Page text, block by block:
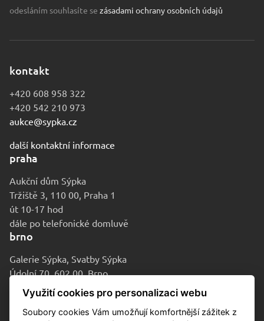
odesláním souhlasíte se zásadami ochrany osobních údajů
kontakt
+420 608 958 322
+420 542 210 973
aukce@sypka.cz
další kontaktní informace
praha
Aukční dům Sýpka
Tržiště 3, 110 00, Praha 1
út 10-17 hod
dále po telefonické domluvě
brno
Galerie Sýpka, Svatby Sýpka
Údolní 70, 602 00, Brno
po-pá 9-16 hod
Využití cookies pro personalizaci webu
Soubory cookies Vám umožňují komfortnější zážitek z